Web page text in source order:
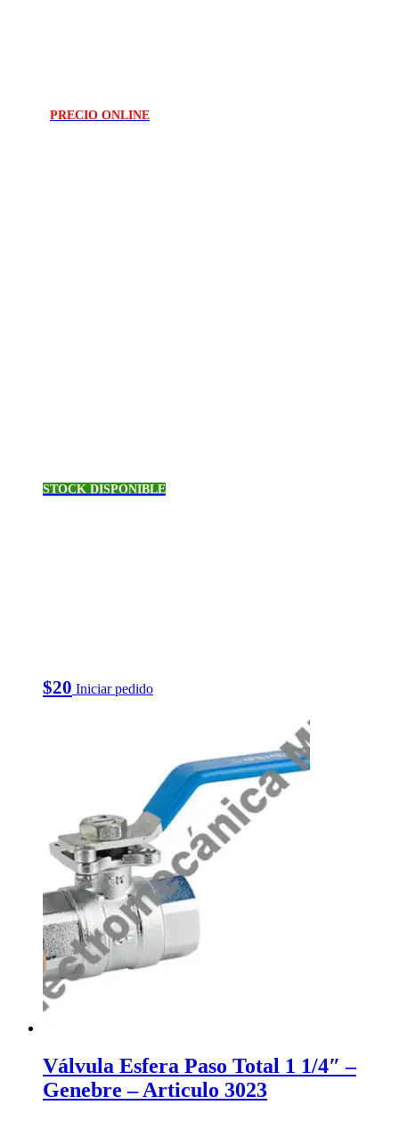
PRECIO ONLINE
STOCK DISPONIBLE
$20 Iniciar pedido
Válvula Esfera Paso Total 1 1/4″ –
Genebre – Articulo 3023